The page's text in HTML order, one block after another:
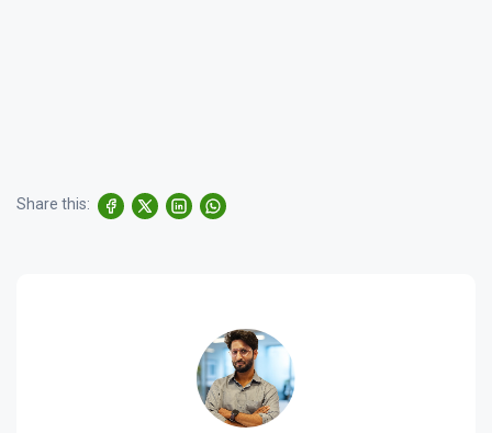
Share this: